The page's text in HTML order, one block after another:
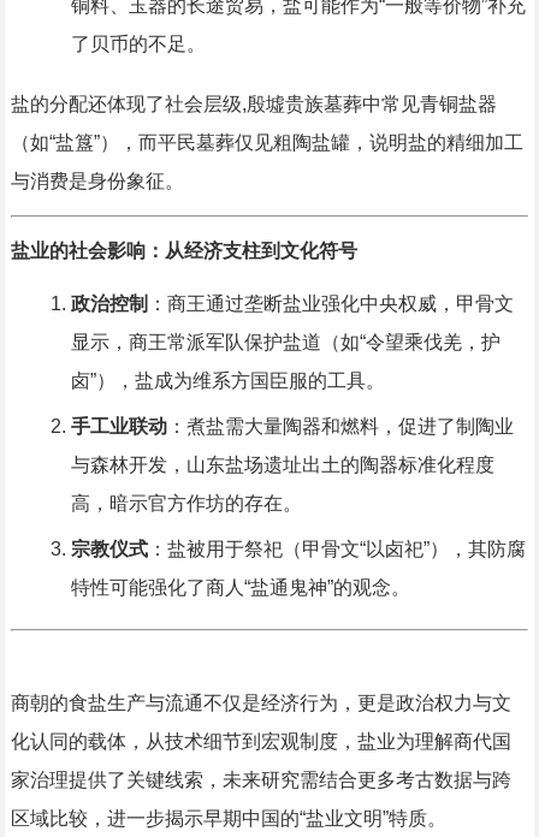
铜料、玉器的长途贸易，盐可能作为“一般等价物”补充
了贝币的不足。
盐的分配还体现了社会层级,殷墟贵族墓葬中常见青铜盐器
（如“盐簋”），而平民墓葬仅见粗陶盐罐，说明盐的精细加工
与消费是身份象征。
盐业的社会影响：从经济支柱到文化符号
政治控制 ：商王通过垄断盐业强化中央权威，甲骨文
显示，商王常派军队保护盐道（如“令望乘伐羌，护
卤”），盐成为维系方国臣服的工具。
手工业联动：煮盐需大量陶器和燃料，促进了制陶业
与森林开发，山东盐场遗址出土的陶器标准化程度
高，暗示官方作坊的存在。
宗教仪式：盐被用于祭祀（甲骨文“以卤祀”），其防腐
特性可能强化了商人“盐通鬼神”的观念。
商朝的食盐生产与流通不仅是经济行为，更是政治权力与文
化认同的载体，从技术细节到宏观制度，盐业为理解商代国
家治理提供了关键线索，未来研究需结合更多考古数据与跨
区域比较，进一步揭示早期中国的“盐业文明”特质。